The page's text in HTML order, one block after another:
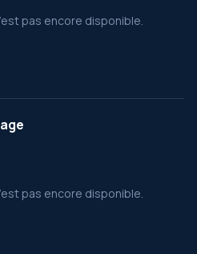
pas encore disponible.
pas encore disponible.